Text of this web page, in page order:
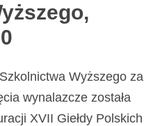
Wyższego za
wynalazcze została
XVII Giełdy Polskich